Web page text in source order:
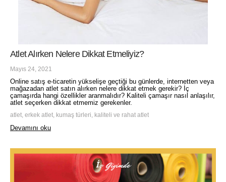
Atlet Alırken Nelere Dikkat Etmeliyiz?
Mayıs 24, 2021
Online satış e-ticaretin yükselişe geçtiği bu günlerde, internetten veya
mağazadan atlet satın alırken nelere dikkat etmek gerekir? İç
çamaşırda hangi özellikler aranmalıdır? Kaliteli çamaşır nasıl anlaşılır,
atlet seçerken dikkat etmemiz gerekenler.
atlet, erkek atlet, kumaş türleri, kaliteli ve rahat atlet
Devamını oku